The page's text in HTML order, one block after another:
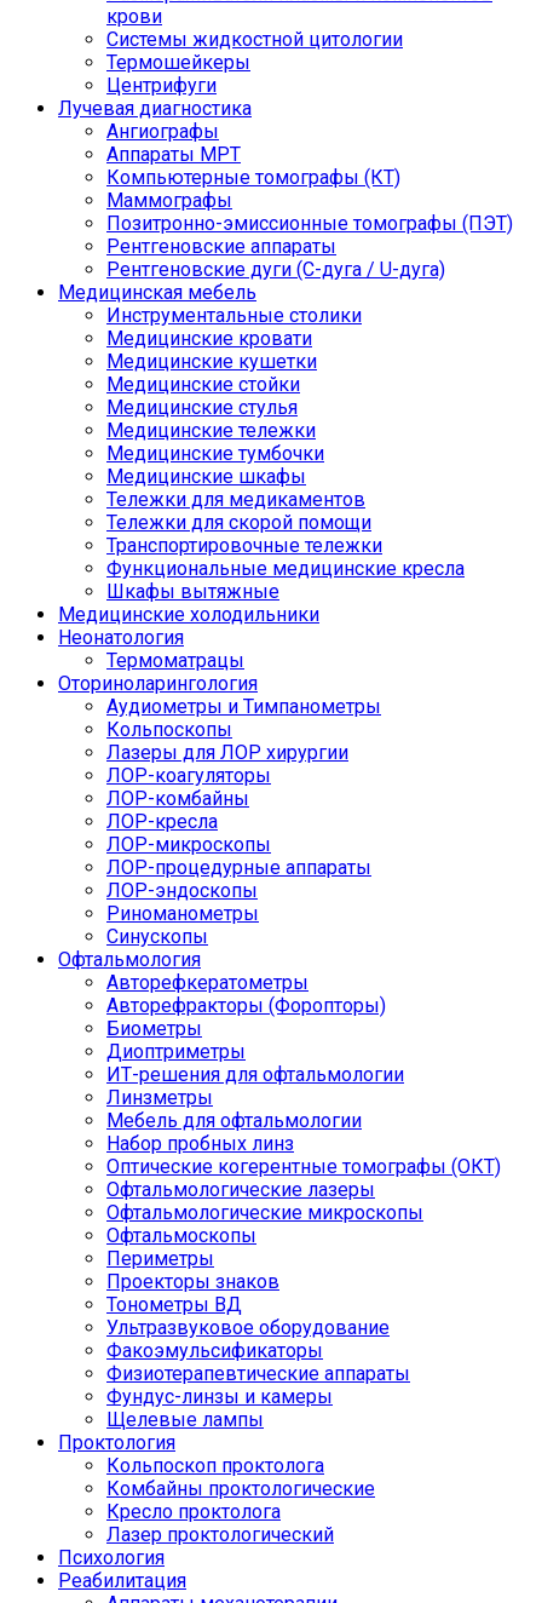
крови
Системы жидкостной цитологии
Термошейкеры
Центрифуги
Лучевая диагностика
Ангиографы
Аппараты МРТ
Компьютерные томографы (КТ)
Маммографы
Позитронно-эмиссионные томографы (ПЭТ)
Рентгеновские аппараты
Рентгеновские дуги (С-дуга / U-дуга)
Медицинская мебель
Инструментальные столики
Медицинские кровати
Медицинские кушетки
Медицинские стойки
Медицинские стулья
Медицинские тележки
Медицинские тумбочки
Медицинские шкафы
Тележки для медикаментов
Тележки для скорой помощи
Транспортировочные тележки
Функциональные медицинские кресла
Шкафы вытяжные
Медицинские холодильники
Неонатология
Термоматрацы
Оториноларингология
Аудиометры и Тимпанометры
Кольпоскопы
Лазеры для ЛОР хирургии
ЛОР-коагуляторы
ЛОР-комбайны
ЛОР-кресла
ЛОР-микроскопы
ЛОР-процедурные аппараты
ЛОР-эндоскопы
Риноманометры
Синускопы
Офтальмология
Авторефкератометры
Авторефракторы (Форопторы)
Биометры
Диоптриметры
ИТ-решения для офтальмологии
Линзметры
Мебель для офтальмологии
Набор пробных линз
Оптические когерентные томографы (ОКТ)
Офтальмологические лазеры
Офтальмологические микроскопы
Офтальмоскопы
Периметры
Проекторы знаков
Тонометры ВД
Ультразвуковое оборудование
Факоэмульсификаторы
Физиотерапевтические аппараты
Фундус-линзы и камеры
Щелевые лампы
Проктология
Кольпоскоп проктолога
Комбайны проктологические
Кресло проктолога
Лазер проктологический
Психология
Реабилитация